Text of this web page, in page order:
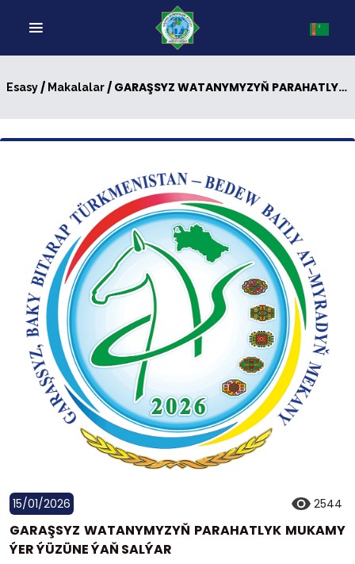
Esasy/ Makalalar/ GARAŞSYZ WATANYMYZYŇ PARAHATLYK MUKAMY ÝER ÝÜZÜNE ÝAŇ SALÝAR
15/01/2026 2544
GARAŞSYZ WATANYMYZYŇ PARAHATLYK MUKAMY
ÝER ÝÜZÜNE ÝAŇ SALÝAR